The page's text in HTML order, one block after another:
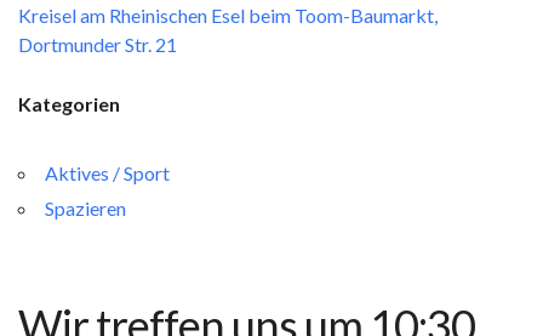
Kreisel am Rheinischen Esel beim Toom-Baumarkt,
Dortmunder Str. 21
Kategorien
Aktives / Sport
Spazieren